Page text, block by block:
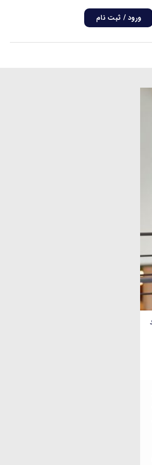
ورود / ثبت نام